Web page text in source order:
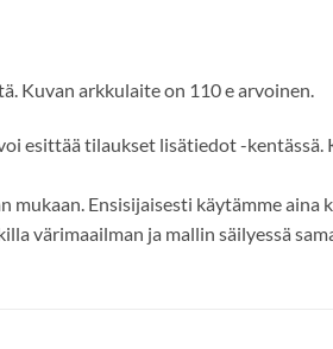
Kuvan arkkulaite on 110 e arvoinen.
esittää tilaukset lisätiedot -
Ensisijaisesti käytämme aina
värimaailman ja mallin säilyessä